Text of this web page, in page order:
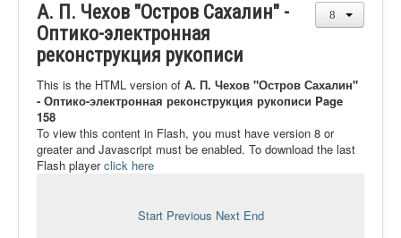
О фонде
Онлайн библиотека
Видеоматериалы
Контакты
Сайт проекта Достоевский
Ермаковополе.рф
А. П. Чехов "Остров Сахалин" -
Оптико-электронная
реконструкция рукописи
This is the HTML version of А. П. Чехов "Остров Сахалин"
- Оптико-электронная реконструкция рукописи Page
158
To view this content in Flash, you must have version 8 or
greater and Javascript must be enabled. To download the last
Flash playerclick here
Start Previous Next End